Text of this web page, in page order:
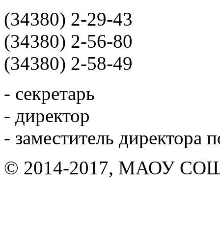
(34380) 2-29-43
(34380) 2-56-80
(34380) 2-58-49
- секретарь
- директор
- заместитель директора
© 2014-2017, МАОУ СОШ